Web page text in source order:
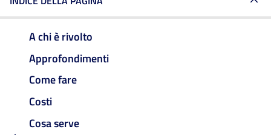
A chi è rivolto
Approfondimenti
Come fare
Costi
Cosa serve